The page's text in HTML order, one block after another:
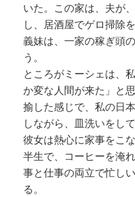
いた。この家は、夫が
し、居酒屋でゲロ掃除
義妹は、一家の稼ぎ頭
う。
ところがミーシェは、
か変な人間が来た」と
揄した感じで、私の日
しながら、皿洗いをし
彼女は熱心に家事をこ
半生で、コーヒーを淹
事と仕事の両立で忙し
る。